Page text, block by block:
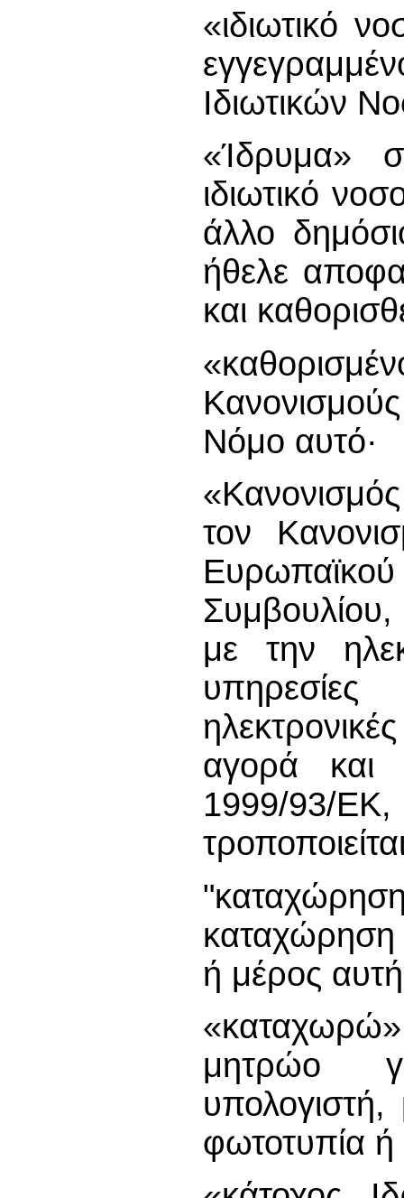
«ιδιωτικό
Ιδιωτικών
«Ίδρυμα»
ιδιωτικό
άλλο
ήθελε
και
Νόμο αυτό·
τον
Συμβουλίου,
με την
αγορά και
1999/93/
καταχώρηση
ή μέρος
μητρώο
φωτοτυπία